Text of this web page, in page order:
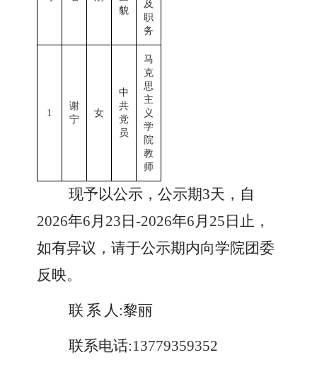
貌
及
职
务
1
谢
宁
女
中
共
党
员
马
克
思
主
义
学
院
教
师
现予以公示，公示期3天 ， 自
2026年6月 23 日 -2026年6月 25 日 止 ，
如有异议，请于公示期内向学院团委
反映。
联 系 人:黎丽
联系电话:13779359352